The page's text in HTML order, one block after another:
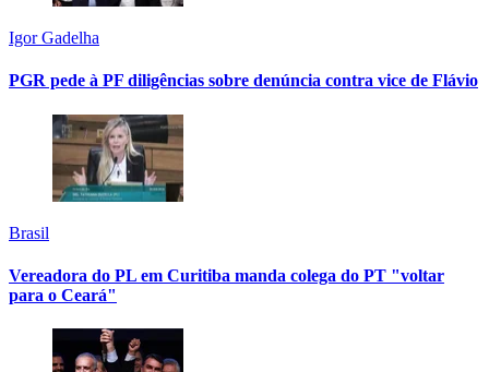
Igor Gadelha
PGR pede à PF diligências sobre denúncia contra vice de Flávio
Brasil
Vereadora do PL em Curitiba manda colega do PT "voltar
para o Ceará"